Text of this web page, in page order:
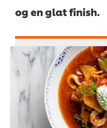
og en glat finish.